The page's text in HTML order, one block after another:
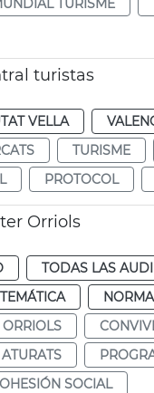
TURISME
turistas
VELLA
TURISME
PROTOCOL
Orriols
TODAS LAS
ORRIOLS
ATURATS
SOCIAL